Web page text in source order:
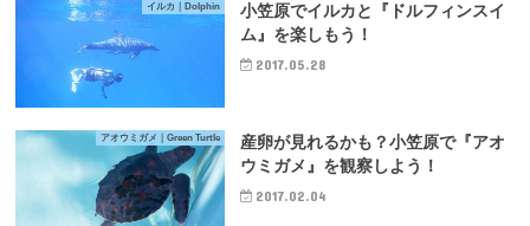
イルカ｜Dolphin
小笠原でイルカと『ドルフィンスイ
ム』を楽しもう！
2017.05.28
アオウミガメ｜Green Turtle
産卵が見れるかも？小笠原で『アオ
ウミガメ』を観察しよう！
2017.02.04